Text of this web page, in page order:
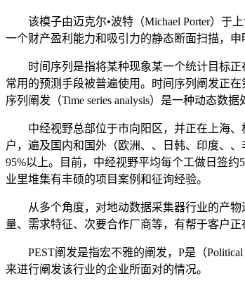
该模子由迈克尔•波特（Michael Porter）于上
一个财产盈利能力和吸引力的静态断面扫描，
时间序列是指将某种现象某一个统计目标正
常用的预测手段被普遍使用。时间序列阐发正
序列阐发（Time series analysis）是一种动态数
中经视野总部位于市向阳区，并正在上海、
户，遍及国内和国外（欧洲、、日韩、印度、
95%以上。目前，中经视野平均每个工做日签
业里堆集有丰硕的项目案例和征询经验。
从多个角度，对地动数据采集器行业的产物
量、需求特征、次要合作厂商等，有帮于客户
PEST阐发是指宏不雅的阐发，P是（Political
来进行阐发该行业的企业所面对的情况。